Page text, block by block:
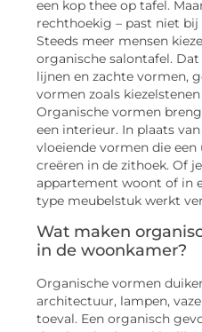
een kop thee op tafel.
rechthoekig – past niet
Steeds meer mensen
organische salontafel.
lijnen en zachte vormen,
vormen zoals
Organische vormen
een interieur. In plaats
vloeiende vormen die
creëren in de zithoek. Of
appartement woont of in
type meubelstuk werkt
Wat maken
in de woonkamer?
Organische vormen
architectuur, lampen,
toeval. Een organisch